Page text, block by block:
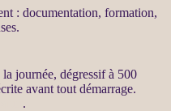
: documentation, formation,
la journée, dégressif à 500
avant tout démarrage.
.